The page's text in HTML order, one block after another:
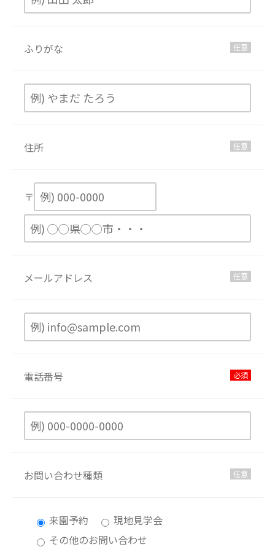
ふりがな 任意
住所 任意
〒
メールアドレス 任意
電話番号 必須
お問い合わせ種類 任意
来園予約
現地見学会
その他のお問い合わせ